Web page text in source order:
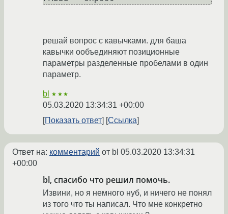
решай вопрос с кавычками. для баша
кавычки ообъединяют позиционные
параметры разделенные пробелами в один
параметр.
bl ★★★
05.03.2020 13:34:31 +00:00
Показать ответ
Ссылка
Ответ на: комментарий от bl 05.03.2020 13:34:31
+00:00
bl, спасибо что решил помочь.
Извини, но я немного нуб, и ничего не понял
из того что ты написал. Что мне конкретно